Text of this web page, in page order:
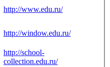
http://www.edu.ru/
http://window.edu.ru/
http://school-
collection.edu.ru/